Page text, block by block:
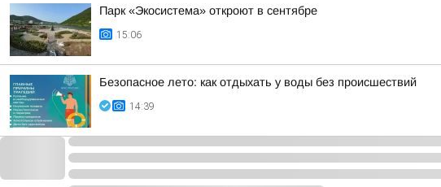
Парк «Экосистема» откроют в сентябре
15:06
Безопасное лето: как отдыхать у воды без происшествий
14:39